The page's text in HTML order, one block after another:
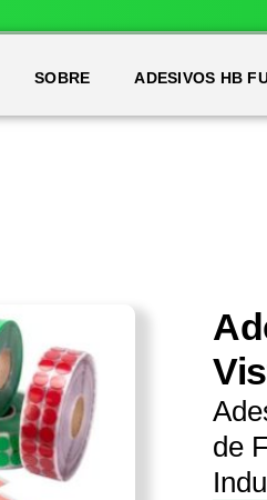
SOBRE ADESIVOS HB
de